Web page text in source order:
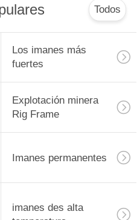
Todos
Los imanes más
fuertes
Explotación minera
Rig Frame
Imanes permanentes
imanes des alta